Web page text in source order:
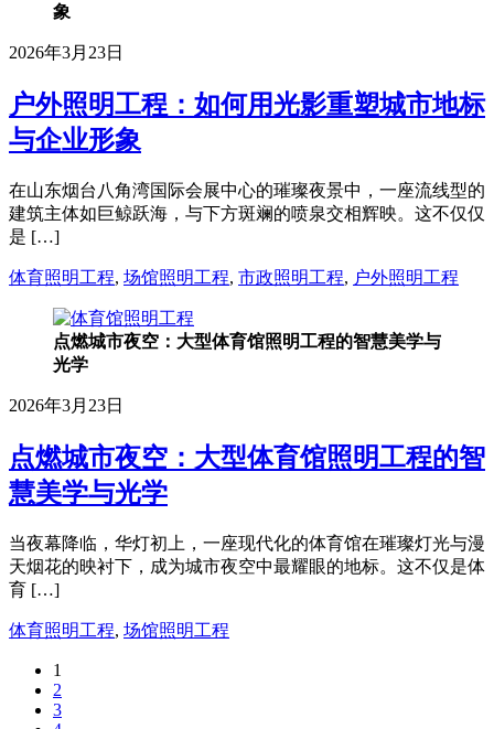
象
2026年3月23日
户外照明工程：如何用光影重塑城市地标
与企业形象
在山东烟台八角湾国际会展中心的璀璨夜景中，一座流线型的
建筑主体如巨鲸跃海，与下方斑斓的喷泉交相辉映。这不仅仅
是 […]
体育照明工程, 场馆照明工程, 市政照明工程, 户外照明工程
点燃城市夜空：大型体育馆照明工程的智慧美学与
光学
2026年3月23日
点燃城市夜空：大型体育馆照明工程的智
慧美学与光学
当夜幕降临，华灯初上，一座现代化的体育馆在璀璨灯光与漫
天烟花的映衬下，成为城市夜空中最耀眼的地标。这不仅是体
育 […]
体育照明工程, 场馆照明工程
1
2
3